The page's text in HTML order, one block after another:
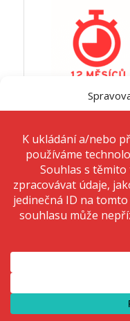
technologie, jako jsou
zážitek z prohlížení a
těmito technologiemi nám
při procházení nebo
odvolání souhlasu může
ZNAČKOVACÍ SPREJ
od 157,3